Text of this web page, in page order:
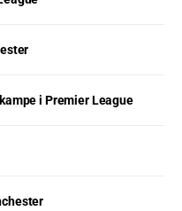
i Premier League